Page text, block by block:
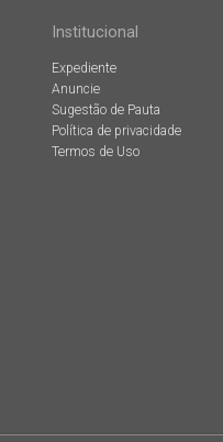
Institucional
Expediente
Anuncie
Sugestão de Pauta
Política de privacidade
Termos de Uso